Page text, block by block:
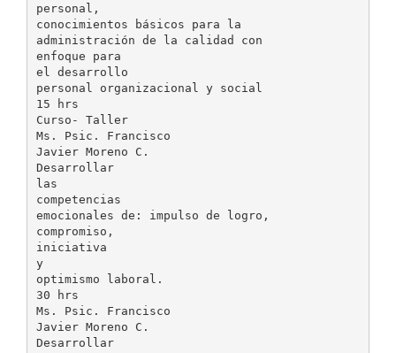
personal,
conocimientos básicos para la
administración de la calidad con
enfoque para
el desarrollo
personal organizacional y social
15 hrs
Curso- Taller
Ms. Psic. Francisco
Javier Moreno C.
Desarrollar
las
competencias
emocionales de: impulso de logro,
compromiso,
iniciativa
y
optimismo laboral.
30 hrs
Ms. Psic. Francisco
Javier Moreno C.
Desarrollar